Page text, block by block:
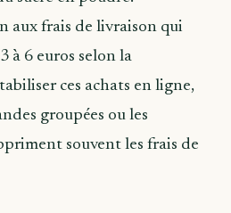
aux frais de livraison qui
à 6 euros selon la
ces achats en ligne,
groupées ou les
souvent les frais de